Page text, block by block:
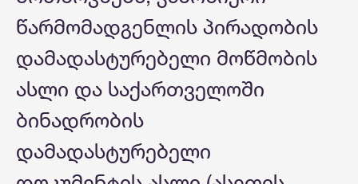
წარმომადგენლის პირადობის
დამადასტურებელი მოწმობის
ასლი და საქართველოში
ბინადრობის
დამადასტურებელი